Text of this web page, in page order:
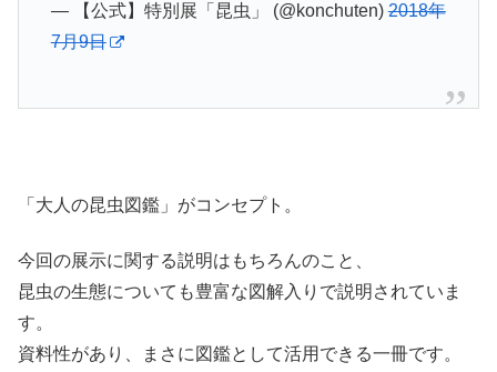
— 【公式】特別展「昆虫」 (@konchuten)2018年
7月9日
「大人の昆虫図鑑」がコンセプト。
今回の展示に関する説明はもちろんのこと、
昆虫の生態についても豊富な図解入りで説明されていま
す。
資料性があり、まさに図鑑として活用できる一冊です。